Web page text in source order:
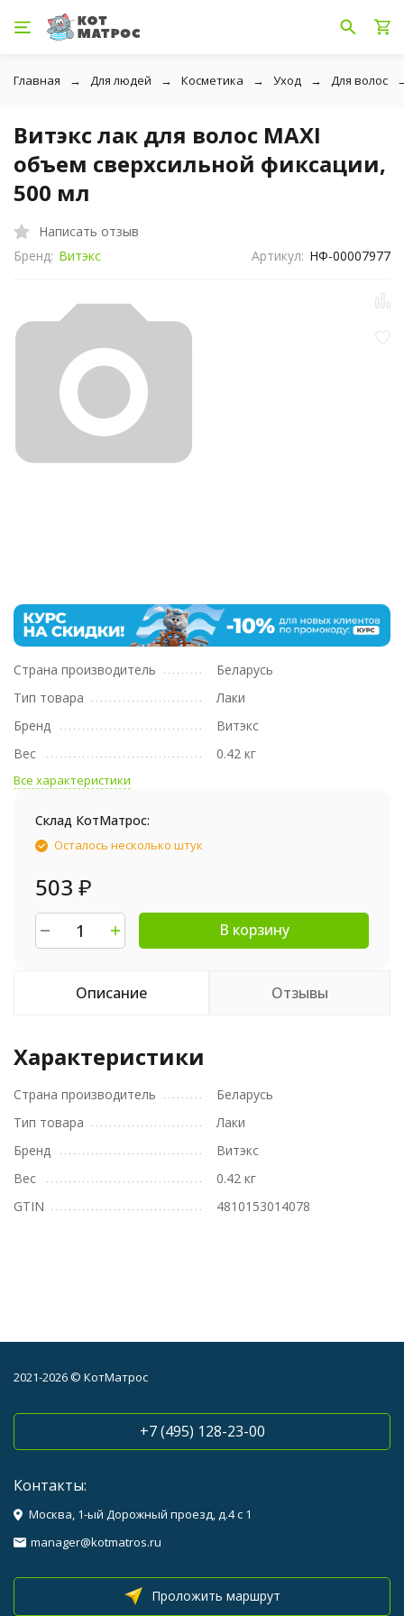
Главная Для людей Косметика Уход Для волос
Витэкс лак для волос MAXI
объем сверхсильной фиксации,
500 мл
Написать отзыв
Бренд: Витэкс Артикул: НФ-00007977
Страна производитель
Беларусь
Тип товара
Лаки
Бренд
Витэкс
Вес
0.42 кг
Все характеристики
Склад КотМатрос:
Осталось несколько штук
503 ₽
В корзину
Описание Отзывы
Характеристики
Страна производитель
Беларусь
Тип товара
Лаки
Бренд
Витэкс
Вес
0.42 кг
GTIN
4810153014078
2021-2026 © КотМатрос
+7 (495) 128-23-00
Контакты:
Москва, 1-ый Дорожный проезд, д.4 с 1
manager@kotmatros.ru
Проложить маршрут